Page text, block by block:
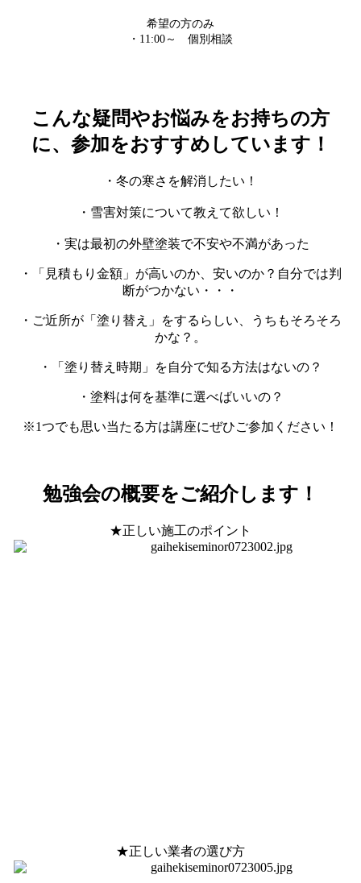
希望の方のみ
・11:00～ 個別相談
こんな疑問やお悩みをお持ちの方
に、参加をおすすめしています！
・冬の寒さを解消したい！
・雪害対策について教えて欲しい！
・実は最初の外壁塗装で不安や不満があった
・「見積もり金額」が高いのか、安いのか？自分では判
断がつかない・・・
・ご近所が「塗り替え」をするらしい、うちもそろそろ
かな？。
・「塗り替え時期」を自分で知る方法はないの？
・塗料は何を基準に選べばいいの？
※1つでも思い当たる方は講座にぜひご参加ください！
勉強会の概要をご紹介します！
★正しい施工のポイント
★正しい業者の選び方